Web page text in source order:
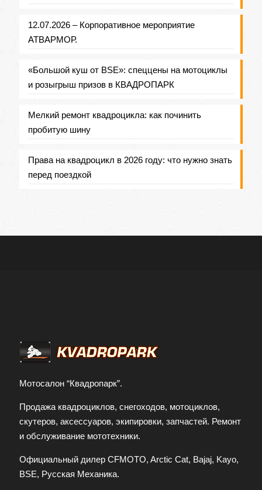
12.07.2026 – Корпоративное мероприятие
АТВАРМОР.
«Большой куш от BSE»: спеццены на мотоциклы
и розыгрыш призов в КВАДРОПАРК
Мелкий ремонт квадроцикла: как починить
пробитую шину
Права на квадроцикл в 2026 году: что нужно знать
перед поездкой
Мотосалон “Квадропарк”.
Продажа квадроциклов, снегоходов, мотоциклов,
скутеров, аксессуаров, экипировки, запчастей. Ремонт
и обслуживание мототехники.
Официальный дилер CFMOTO, Arctic Cat, Bajaj, Kayo,
BSE, Русская Механика.